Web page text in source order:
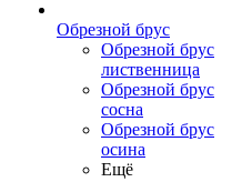
Обрезной брус
Обрезной брус
лиственница
Обрезной брус
сосна
Обрезной брус
осина
Ещё